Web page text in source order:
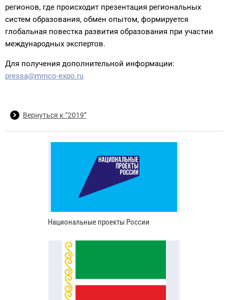
регионов, где происходит презентация региональных
систем образования, обмен опытом, формируется
глобальная повестка развития образования при участии
международных экспертов.
Для получения дополнительной информации:
pressa@mmco-expo.ru
Вернуться к “2019”
Национальные проекты России